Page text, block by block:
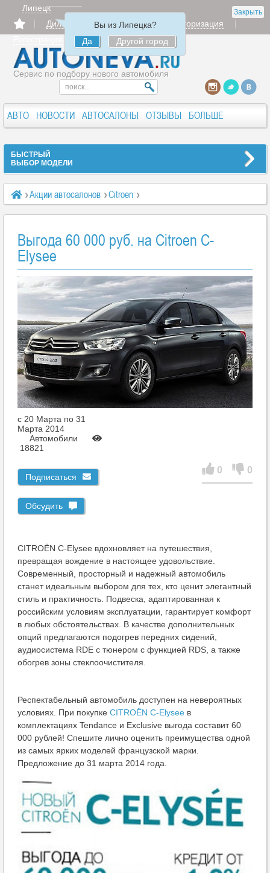
Закрыть
Липецк
Вы из Липецка?
Да
Другой город
Дилерам Продать
Авторизация
Сервис по подбору нового автомобиля
АВТО НОВОСТИ АВТОСАЛОНЫ ОТЗЫВЫ БОЛЬШЕ
БЫСТРЫЙ
ВЫБОР МОДЕЛИ
Акции автосалонов Citroen
Выгода 60 000 руб. на Citroen C-Elysee
Выгода 60 000 руб. на Citroen C-
Elysee
c 20 Марта по 31
Марта 2014
Автомобили
18821
Подписаться
Обсудить
0 0
CITROЁN C-Elysee вдохновляет на путешествия,
превращая вождение в настоящее удовольствие.
Современный, просторный и надежный автомобиль
станет идеальным выбором для тех, кто ценит элегантный
стиль и практичность. Подвеска, адаптированная к
российским условиям эксплуатации, гарантирует комфорт
в любых обстоятельствах. В качестве дополнительных
опций предлагаются подогрев передних сидений,
аудиосистема RDE с тюнером c функцией RDS, а также
обогрев зоны стеклоочистителя.
Респектабельный автомобиль доступен на невероятных
условиях. При покупке CITROЁN C-Elysee в
комплектациях Tendance и Exclusive выгода составит 60
000 рублей! Спешите лично оценить преимущества одной
из самых ярких моделей французской марки.
Предложение до 31 марта 2014 года.